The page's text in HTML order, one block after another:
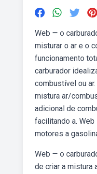
Web — o
‌misturar o ar e o
funcionamento
carburador
combustível ou
mistura ar/
adicional de
facilitando a.
motores a
Web — o
de criar a mistura